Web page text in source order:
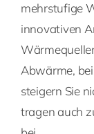
mehrstufige
innovativen
Abwärme,
steigern Sie
tragen auch